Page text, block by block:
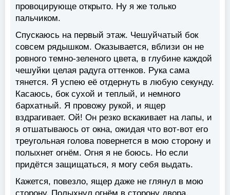
провоцирующе открыто. Ну я же только
пальчиком.
Спускаюсь на первый этаж. Чешуйчатый бок
совсем рядышком. Оказывается, вблизи он не
ровного темно-зеленого цвета, в глубине каждой
чешуйки целая радуга оттенков. Рука сама
тянется. Я успею её отдернуть в любую секунду.
Касаюсь, бок сухой и теплый, и немного
бархатный. Я провожу рукой, и ящер
вздрагивает. Ой! Он резко вскакивает на лапы, и
я отшатываюсь от окна, ожидая что вот-вот его
треугольная голова повернется в мою сторону и
полыхнет огнём. Огня я не боюсь. Но если
придётся защищаться, я могу себя выдать.
Кажется, повезло, ящер даже не глянул в мою